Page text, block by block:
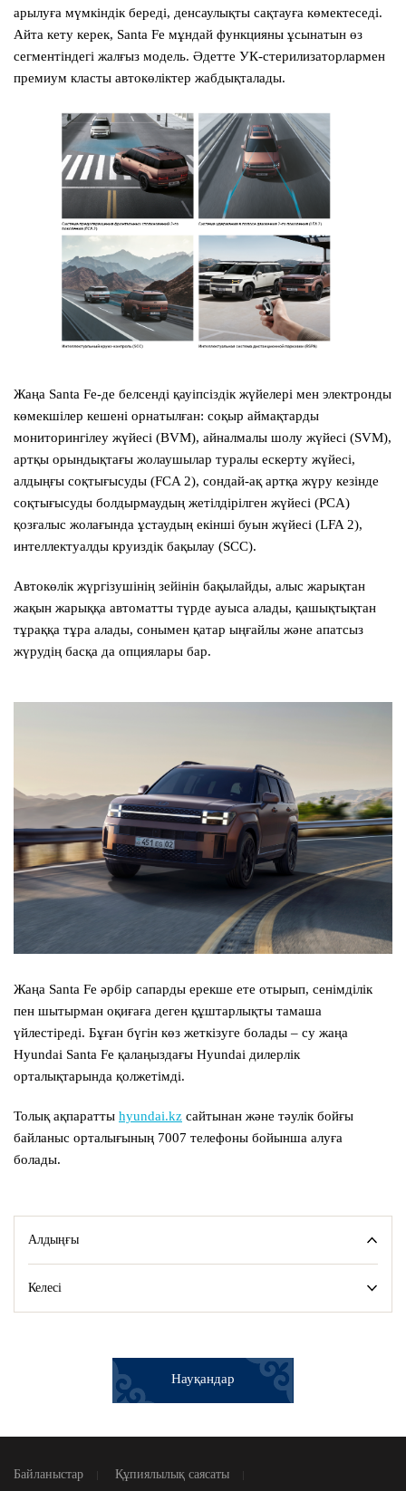
арылуға мүмкіндік береді, денсаулықты сақтауға көмектеседі.
Айта кету керек, Santa Fe мұндай функцияны ұсынатын өз
сегментіндегі жалғыз модель. Әдетте УК-стерилизаторлармен
премиум класты автокөліктер жабдықталады.
Жаңа Santa Fe-де белсенді қауіпсіздік жүйелері мен электронды
көмекшілер кешені орнатылған: соқыр аймақтарды
мониторингілеу жүйесі (BVM), айналмалы шолу жүйесі (SVM),
артқы орындықтағы жолаушылар туралы ескерту жүйесі,
алдыңғы соқтығысуды (FCA 2), сондай-ақ артқа жүру кезінде
соқтығысуды болдырмаудың жетілдірілген жүйесі (PCA)
қозғалыс жолағында ұстаудың екінші буын жүйесі (LFA 2),
интеллектуалды круиздік бақылау (SCC).
Автокөлік жүргізушінің зейінін бақылайды, алыс жарықтан
жақын жарыққа автоматты түрде ауыса алады, қашықтықтан
тұраққа тұра алады, сонымен қатар ыңғайлы және апатсыз
жүрудің басқа да опциялары бар.
Жаңа Santa Fe әрбір сапарды ерекше ете отырып, сенімділік
пен шытырман оқиғаға деген құштарлықты тамаша
үйлестіреді. Бұған бүгін көз жеткізуге болады – су жаңа
Hyundai Santa Fe қалаңыздағы Hyundai дилерлік
орталықтарында қолжетімді.
Толық ақпаратты hyundai.kz сайтынан және тәулік бойғы
байланыс орталығының 7007 телефоны бойынша алуға
болады.
Алдыңғы
Келесі
Науқандар
Байланыстар Құпиялылық саясаты